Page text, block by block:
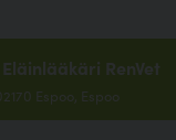
RenVet
Espoo, Espoo